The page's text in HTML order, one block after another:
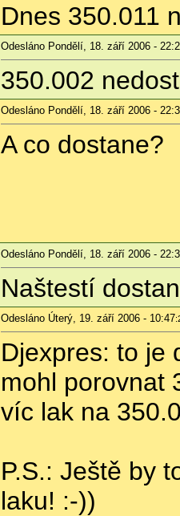
Dnes 350.011
Odesláno Pondělí, 18. září 2006 -
350.002
Odesláno Pondělí, 18. září 2006 -
A co dostane?
Odesláno Pondělí, 18. září 2006 -
Naštestí
Odesláno Úterý, 19. září 2006 - 10:47
Djexpres: to je
mohl porovnat
víc lak na
P.S.: Ještě by
laku! :-))